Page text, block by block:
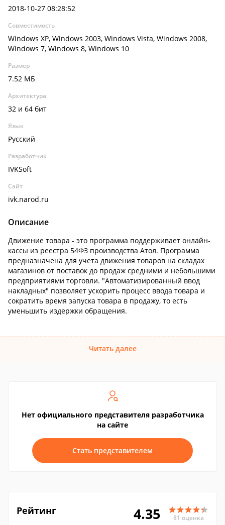
2018-10-27 08:28:52
Совместимость
Windows XP, Windows 2003, Windows Vista, Windows 2008,
Windows 7, Windows 8, Windows 10
Размер
7.52 МБ
Архитектура
32 и 64 бит
Язык
Русский
Разработчик
IVKSoft
Сайт
ivk.narod.ru
Описание
Движение товара - это программа поддерживает онлайн-
кассы из реестра 54ФЗ производства Атол. Программа
предназначена для учета движения товаров на складах
магазинов от поставок до продаж средними и небольшими
предприятиями торговли. "Автоматизированный ввод
накладных" позволяет ускорить процесс ввода товара и
сократить время запуска товара в продажу, то есть
уменьшить издержки обращения.
Читать далее
Нет официального представителя разработчика
на сайте
Стать представителем
Рейтинг 4.35 81 оценка